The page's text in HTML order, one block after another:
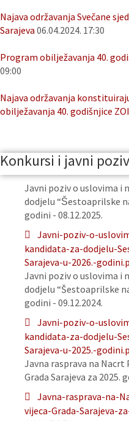
Najava održavanja Svečane
Sarajeva 06.04.2024. 17:30
Program obilježavanja 40.
09:00
Najava održavanja
obilježavanja 40. godišnjice
Konkursi i javni
Javni poziv o uslovima i
dodjelu “Šestoaprilske
godini - 08.12.2025.
Javni-poziv-o-
kandidata-za-dodjelu-
Sarajeva-u-2026.-
Javni poziv o uslovima i
dodjelu “Šestoaprilske
godini - 09.12.2024.
Javni-poziv-o-
kandidata-za-dodjelu-
Sarajeva-u-2025.-
Javna rasprava na Nacrt
Grada Sarajeva za 2025.
Javna-rasprava-na-
vijeca-Grada-Sarajeva-